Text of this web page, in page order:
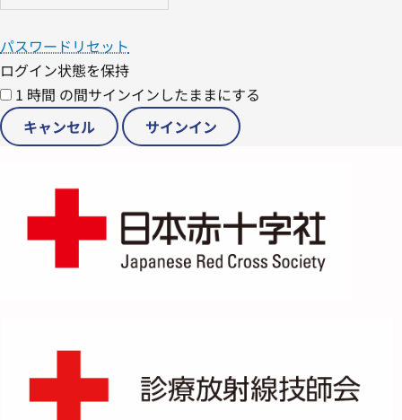
パスワードリセット
ログイン状態を保持
1 時間 の間サインインしたままにする
キャンセル
サインイン